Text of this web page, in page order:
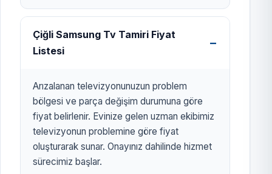
Çiğli Samsung Tv Tamiri Fiyat
Listesi
Arızalanan televizyonunuzun problem
bölgesi ve parça değişim durumuna göre
fiyat belirlenir. Evinize gelen uzman ekibimiz
televizyonun problemine göre fiyat
oluşturarak sunar. Onayınız dahilinde hizmet
sürecimiz başlar.